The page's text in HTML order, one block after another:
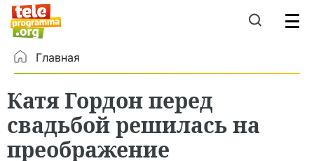
Главная
Катя Гордон перед
свадьбой решилась на
преображение